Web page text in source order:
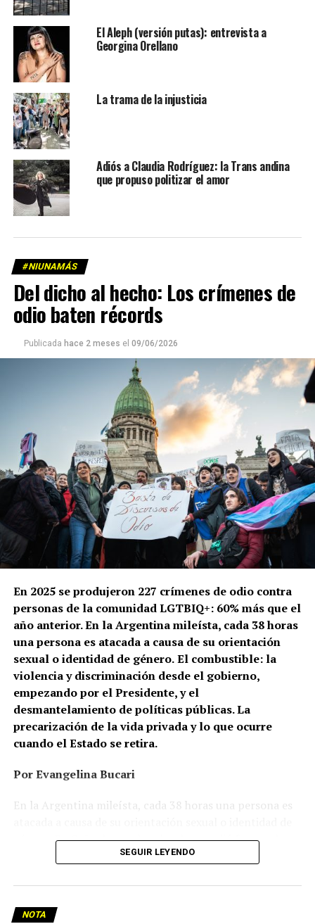
El Aleph (versión putas): entrevista a
Georgina Orellano
La trama de la injusticia
Adiós a Claudia Rodríguez: la Trans andina
que propuso politizar el amor
#NIUNAMÁS
Del dicho al hecho: Los crímenes de
odio baten récords
Publicada hace 2 meses el 09/06/2026
En 2025 se produjeron 227 crímenes de odio contra
personas de la comunidad LGTBIQ+: 60% más que el
año anterior. En la Argentina mileísta, cada 38 horas
una persona es atacada a causa de su orientación
sexual o identidad de género.El combustible: la
violencia y discriminación desde el gobierno,
empezando por el Presidente, y el
desmantelamiento de políticas públicas. La
precarización de la vida privada y lo que ocurre
cuando el Estado se retira.
Por Evangelina Bucari
En la Argentina mileísta, cada 38 horas una persona es
género. En Cañuelas, un hombre le prendió fuego a la
casa de una pareja de lesbianas. En Recoleta, dos
un hombre las frenó y las increpó: una terminó con la
nariz fracturada; la otra, con lesiones en la mano. En
SEGUIR LEYENDO
NOTA